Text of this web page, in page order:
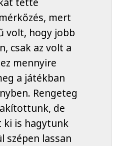
mert
volt, hogy jobb
csak az volt a
mennyire
a játékban
Rengeteg
de
ki is hagytunk
szépen lassan